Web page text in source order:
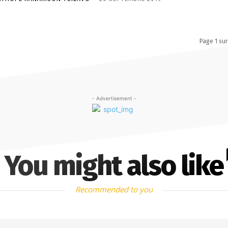
Page 1
- Advertisement -
You might also like
Recommended to you